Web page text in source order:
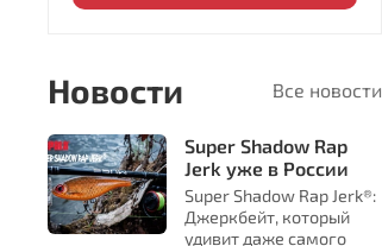
Новости Все новости
Super Shadow Rap
Jerk уже в России
Super Shadow Rap Jerk®:
Джеркбейт, который
удивит даже самого